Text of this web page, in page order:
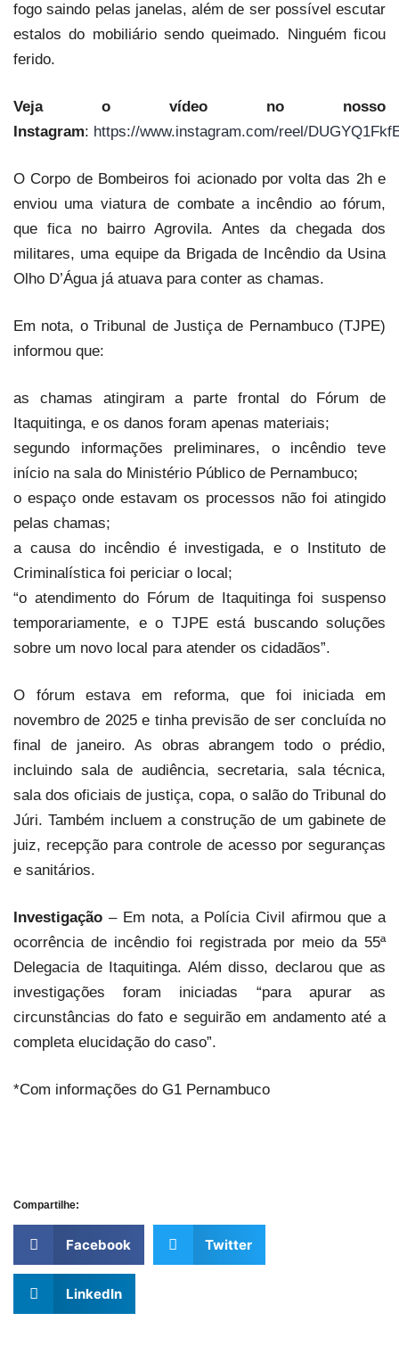
fogo saindo pelas janelas, além de ser possível escutar
estalos do mobiliário sendo queimado. Ninguém ficou
ferido.
Veja o vídeo no nosso
Instagram: https://www.instagram.com/reel/
O Corpo de Bombeiros foi acionado por volta das 2h e
enviou uma viatura de combate a incêndio ao fórum,
que fica no bairro Agrovila. Antes da chegada dos
militares, uma equipe da Brigada de Incêndio da Usina
Olho D’Água já atuava para conter as chamas.
Em nota, o Tribunal de Justiça de Pernambuco (TJPE)
informou que:
as chamas atingiram a parte frontal do Fórum de
Itaquitinga, e os danos foram apenas materiais;
segundo informações preliminares, o incêndio teve
início na sala do Ministério Público de Pernambuco;
o espaço onde estavam os processos não foi atingido
pelas chamas;
a causa do incêndio é investigada, e o Instituto de
Criminalística foi periciar o local;
“o atendimento do Fórum de Itaquitinga foi suspenso
temporariamente, e o TJPE está buscando soluções
sobre um novo local para atender os cidadãos”.
O fórum estava em reforma, que foi iniciada em
novembro de 2025 e tinha previsão de ser concluída no
final de janeiro. As obras abrangem todo o prédio,
incluindo sala de audiência, secretaria, sala técnica,
sala dos oficiais de justiça, copa, o salão do Tribunal do
Júri. Também incluem a construção de um gabinete de
juiz, recepção para controle de acesso por seguranças
e sanitários.
Investigação – Em nota, a Polícia Civil afirmou que a
ocorrência de incêndio foi registrada por meio da 55ª
Delegacia de Itaquitinga. Além disso, declarou que as
investigações foram iniciadas “para apurar as
circunstâncias do fato e seguirão em andamento até a
completa elucidação do caso”.
*Com informações do G1 Pernambuco
Compartilhe:
Facebook Twitter
LinkedIn